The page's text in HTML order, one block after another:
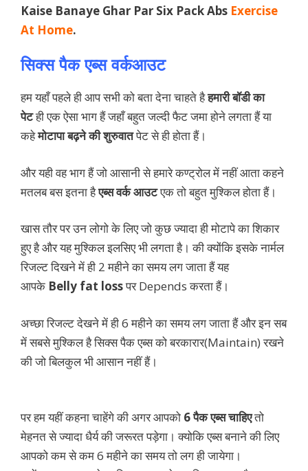
Kaise Banaye Ghar Par Six Pack Abs Exercise
At Home.
सिक्स पैक एब्स वर्कआउट
हम यहाँ पहले ही आप सभी को बता देना चाहते हैहमारी बॉडी का
पेटही एक ऐसा भाग हैं जहाँ बहुत जल्दी फैट जमा होने लगता हैं या
कहेमोटापा बढ़ने की शुरुवातपेट से ही होता हैं।
और यही वह भाग हैं जो आसानी से हमारे कण्ट्रोल में नहीं आता कहने
मतलब बस इतना हैएब्स वर्क आउटएक तो बहुत मुश्किल होता हैं।
खास तौर पर उन लोगो के लिए जो कुछ ज्यादा ही मोटापे का शिकार
हुए है और यह मुश्किल इलसिए भी लगता है। की क्योंकि इसके नार्मल
रिजल्ट दिखने में ही 2 महीने का समय लग जाता हैं यह
आपके Belly fat lossपर Depends करता हैं।
अच्छा रिजल्ट देखने में ही 6 महीने का समय लग जाता हैं और इन सब
में सबसे मुश्किल है सिक्स पैक एब्स को बरकारार(Maintain) रखने
की जो बिलकुल भी आसान नहीं हैं।
पर हम यहीं कहना चाहेंगे की अगर आपको 6 पैक एब्स चाहिएतो
मेहनत से ज्यादा धैर्य की जरूरत पड़ेगा। क्योकि एब्स बनाने की लिए
आपको कम से कम 6 महीने का समय तो लग ही जायेगा।